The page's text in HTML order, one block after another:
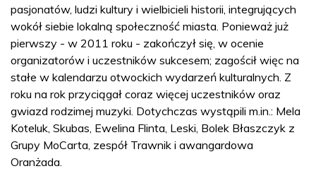
pasjonatów, ludzi kultury i wielbicieli historii, integrujących
wokół siebie lokalną społeczność miasta. Ponieważ już
pierwszy - w 2011 roku - zakończył się, w ocenie
organizatorów i uczestników sukcesem; zagościł więc na
stałe w kalendarzu otwockich wydarzeń kulturalnych. Z
roku na rok przyciągał coraz więcej uczestników oraz
gwiazd rodzimej muzyki. Dotychczas wystąpili m.in.: Mela
Koteluk, Skubas, Ewelina Flinta, Leski, Bolek Błaszczyk z
Grupy MoCarta, zespół Trawnik i awangardowa
Oranżada.